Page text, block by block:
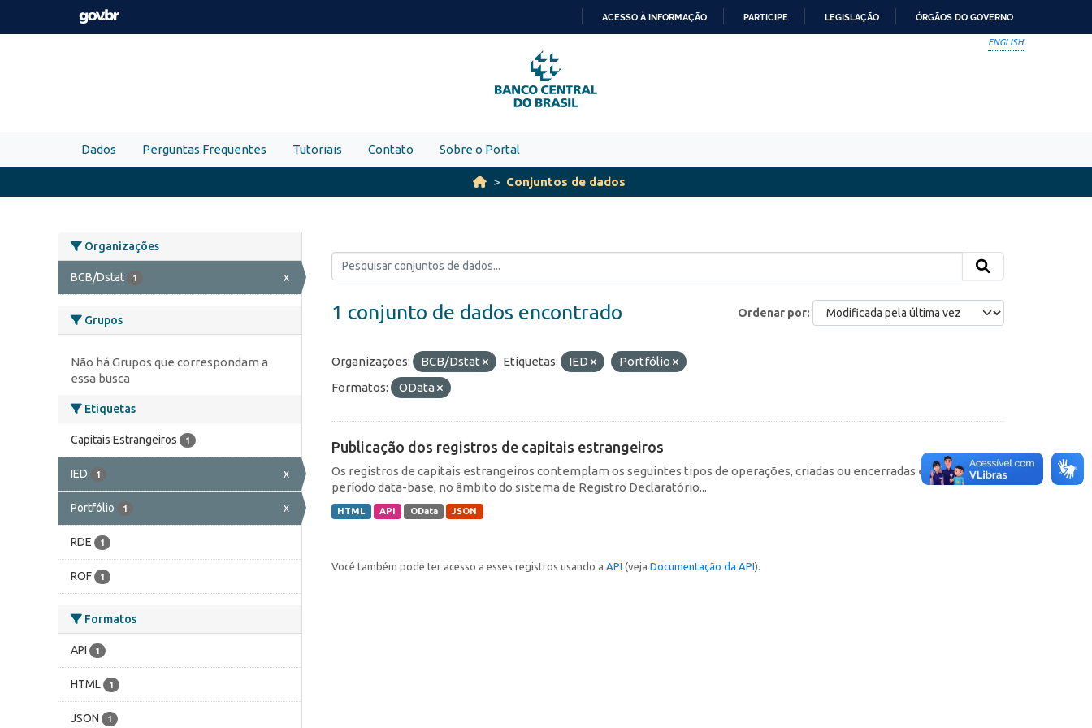
Skip to main content
PARA
O
CONTEÚDO
ACESSO À INFORMAÇÃO PARTICIPE LEGISLAÇÃO ÓRGÃOS DO GOVERNO
ENGLISH
Dados Perguntas Frequentes Tutoriais Contato Sobre o Portal
Conjuntos de dados
Organizações
BCB/Dstat 1 x
Grupos
Não há Grupos que correspondam a
essa busca
Etiquetas
Capitais Estrangeiros 1
IED 1 x
Portfólio 1 x
RDE 1
ROF 1
Formatos
API 1
HTML 1
JSON 1
Ordenar por
1 conjunto de dados encontrado
Organizações: BCB/Dstat Etiquetas: IED
Portfólio
Formatos:
OData
Publicação dos registros de capitais estrangeiros
Os registros de capitais estrangeiros contemplam os seguintes tipos de operações, criadas ou encerradas em cada
período data-base, no âmbito do sistema de Registro Declaratório...
HTML API OData JSON
Você também pode ter acesso a esses registros usando a API (veja Documentação da API).